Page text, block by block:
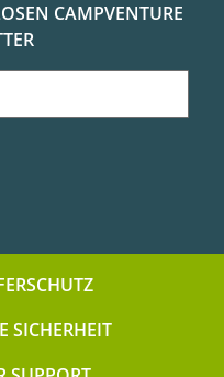
CAMPVENTURE
SICHERHEIT